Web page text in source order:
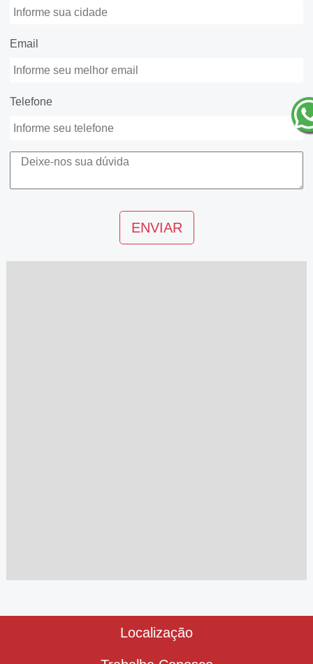
Email
Telefone
ENVIAR
Localização